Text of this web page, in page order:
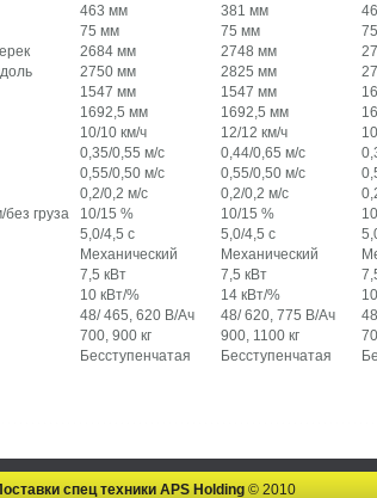
463 мм 381 мм
75 мм 75 мм
2684 мм 2748 мм
2750 мм 2825 мм
1547 мм 1547 мм
1692,5 мм 1692,5 мм
10/10 км/ч 12/12 км/ч
0,35/0,55 м/с 0,44/0,65 м/с
0,55/0,50 м/с 0,55/0,50 м/с
0,2/0,2 м/с 0,2/0,2 м/с
груза
10/15 % 10/15 %
5,0/4,5 с 5,0/4,5 с
Механический Механический
7,5 кВт 7,5 кВт
10 кВт/% 14 кВт/%
48/ 465, 620 В/Ач 48/ 620, 775 В/Ач
700, 900 кг 900, 1100 кг
Бесступенчатая Бесступенчатая
спец техники APS Holding © 2010